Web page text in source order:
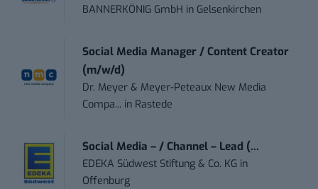
BANNERKÖNIG GmbH in Gelsenkirchen
Social Media Manager / Content Creator
(m/w/d)
Dr. Meyer & Meyer-Peteaux New Media
Compa... in Rastede
Social Media – / Channel – Lead (...
EDEKA Südwest Stiftung & Co. KG in
Offenburg